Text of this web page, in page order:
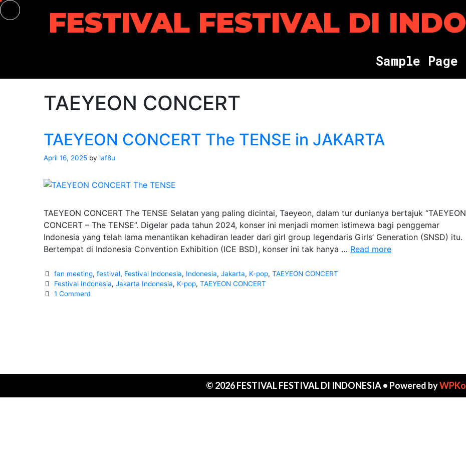
Skip
to
FESTIVAL FESTIVAL DI
Sample Page
TAEYEON CONCERT
TAEYEON CONCERT The TENSE in JAKARTA
April 16, 2025 by laf8u
TAEYEON CONCERT The TENSE Selatan yang paling dicintai, Taeyeon, dalam tur dunianya bertajuk “TAEYEON
CONCERT – The TENSE”. Digelar pada tahun 2024, konser ini menjadi momen istimewa bagi penggemar
Indonesia yang telah lama menantikan kehadiran leader dari girl group legendaris Girls’ Generation (SNSD) itu.
Bertempat di Indonesia Convention Exhibition (ICE BSD), konser ini tak hanya … Read moreTAEYEON
Categories
fan meeting,festival, Festival Indonesia, Indonesia,Jakarta, K-pop,TAEYEON CONCERT
Tags
Festival Indonesia,Jakarta Indonesia, K-pop,TAEYEON CONCERT
1 Comment
© 2026 FESTIVAL FESTIVAL DI INDONESIA• Powered by